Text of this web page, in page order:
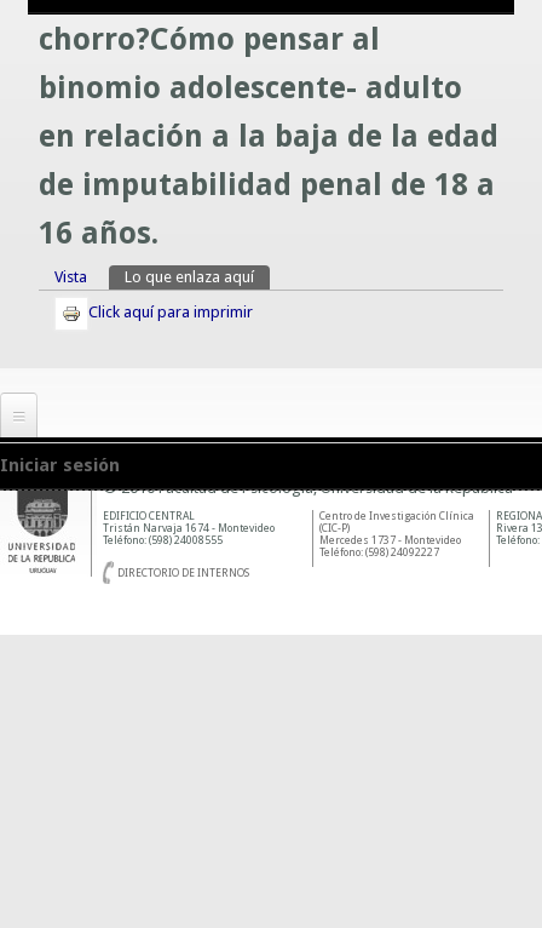
Guías prácticas o proyectos
Guías UCO
Información sobre SPAM y Phising
chorro?Cómo pensar al
binomio adolescente- adulto
en relación a la baja de la edad
de imputabilidad penal de 18 a
16 años.
Solapas principales
Vista Lo que enlaza aquí(solapa activa)
Click aquí para imprimir
Iniciar sesión
© 2010 Facultad de Psicología, Universidad de la República
Rivera
Teléfono:
Centro de Investigación Clínica
(CIC-P)
Mercedes 1737 - Montevideo
Teléfono: (598) 24092227
EDIFICIO CENTRAL
Tristán Narvaja 1674 - Montevideo
Teléfono: (598) 24008555
DIRECTORIO DE INTERNOS